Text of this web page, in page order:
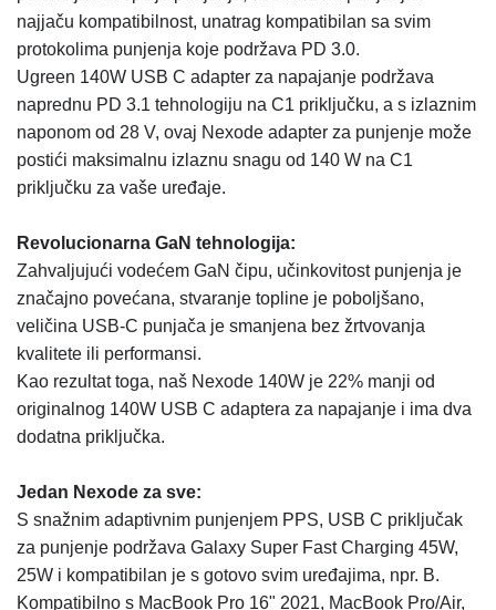
najjaču kompatibilnost, unatrag kompatibilan sa svim
protokolima punjenja koje podržava PD 3.0.
Ugreen 140W USB C adapter za napajanje podržava
naprednu PD 3.1 tehnologiju na C1 priključku, a s izlaznim
naponom od 28 V, ovaj Nexode adapter za punjenje može
postići maksimalnu izlaznu snagu od 140 W na C1
priključku za vaše uređaje.
Revolucionarna GaN tehnologija:
Zahvaljujući vodećem GaN čipu, učinkovitost punjenja je
značajno povećana, stvaranje topline je poboljšano,
veličina USB-C punjača je smanjena bez žrtvovanja
kvalitete ili performansi.
Kao rezultat toga, naš Nexode 140W je 22% manji od
originalnog 140W USB C adaptera za napajanje i ima dva
dodatna priključka.
Jedan Nexode za sve:
S snažnim adaptivnim punjenjem PPS, USB C priključak
za punjenje podržava Galaxy Super Fast Charging 45W,
25W i kompatibilan je s gotovo svim uređajima, npr. B.
Kompatibilno s MacBook Pro 16" 2021, MacBook Pro/Air,